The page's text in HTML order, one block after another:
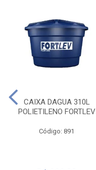
CAIXA DAGUA 310L
POLIETILENO FORTLEV
Código: 891